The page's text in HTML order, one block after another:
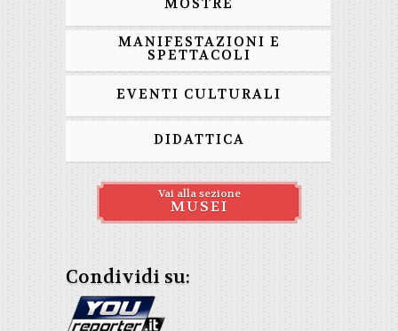
MOSTRE
MANIFESTAZIONI E
SPETTACOLI
EVENTI CULTURALI
DIDATTICA
Vai alla sezione
MUSEI
Condividi su: